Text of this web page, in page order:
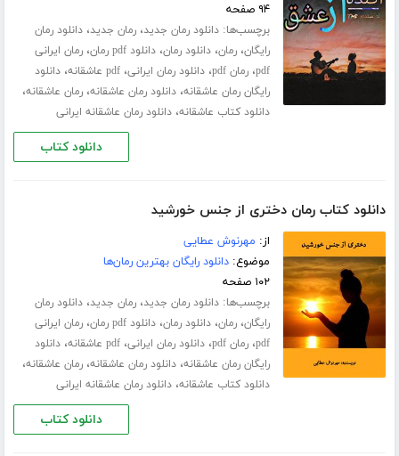
۹۴ صفحه
برچسب‌ها:دانلود رمان جدید،رمان جدید،دانلود رمان
رایگان،رمان،دانلود رمان،دانلود pdf رمان ،رمان ایرانی
pdf،رمان pdf ،دانلود رمان ایرانی،pdf عاشقانه ،دانلود
رایگان رمان عاشقانه،دانلود رمان عاشقانه،رمان عاشقانه،
دانلود کتاب عاشقانه،دانلود رمان عاشقانه ایرانی
دانلود کتاب
دانلود کتاب رمان دختری از جنس خورشید
از: مهرنوش عطایی
موضوع:دانلود رایگان بهترین رمان‌ها
۱۰۲ صفحه
برچسب‌ها:دانلود رمان جدید،رمان جدید،دانلود رمان
رایگان،رمان،دانلود رمان،دانلود pdf رمان ،رمان ایرانی
pdf،رمان pdf ،دانلود رمان ایرانی،pdf عاشقانه ،دانلود
رایگان رمان عاشقانه،دانلود رمان عاشقانه،رمان عاشقانه،
دانلود کتاب عاشقانه،دانلود رمان عاشقانه ایرانی
دانلود کتاب